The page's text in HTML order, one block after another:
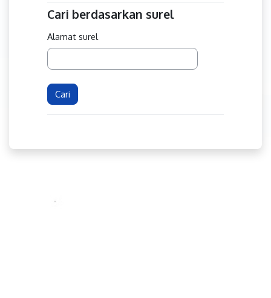
Cari berdasarkan surel
Cari berdasarkan surel
Alamat surel